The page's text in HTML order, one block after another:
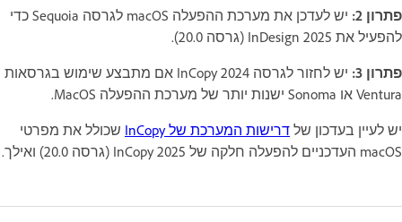
פתרון 2:
יש לעדכן את מערכת ההפעלה macOS לגרסה Sequoia כדי
להפעיל את InDesign 2025 (גרסה 20.0).
פתרון 3:
יש לחזור לגרסה InCopy 2024 אם מתבצע שימוש בגרסאות
Ventura או Sonoma ישנות יותר של מערכת ההפעלה MacOS.
יש לעיין בעדכון של דרישות המערכת של InCopy
שכולל את מפרטי
macOS העדכניים להפעלה חלקה של InCopy 2025 (גרסה 20.0) ואילך.